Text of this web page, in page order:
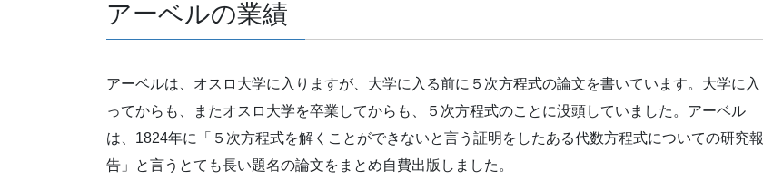
アーベルの業績
アーベルは、オスロ大学に入りますが、大学に入る前に５次方程式の論文を書いています。大学に入
ってからも、またオスロ大学を卒業してからも、５次方程式のことに没頭していました。アーベル
は、1824年に「５次方程式を解くことができないと言う証明をしたある代数方程式についての研究報
告」と言うとても長い題名の論文をまとめ自費出版しました。